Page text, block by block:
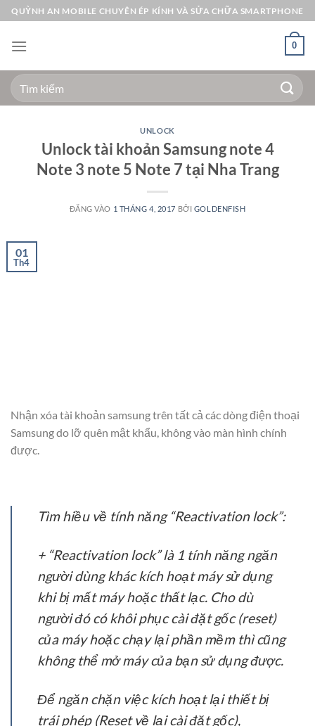
Bỏ
qua
nội
QUỲNH AN MOBILE CHUYÊN ÉP KÍNH VÀ SỬA CHỮA SMARTPHONE
0
Tìm
kiếm:
UNLOCK
Unlock tài khoản Samsung note 4
Note 3 note 5 Note 7 tại Nha Trang
ĐĂNG VÀO 1 THÁNG 4, 2017 BỞI GOLDENFISH
01
Th4
Nhận xóa tài khoản samsung trên tất cả các dòng điện thoại
Samsung do lỡ quên mật khẩu, không vào màn hình chính
được.
Tìm hiều về tính năng “Reactivation lock”:
+ “Reactivation lock” là 1 tính năng ngăn
người dùng khác kích hoạt máy sử dụng
khi bị mất máy hoặc thất lạc. Cho dù
người đó có khôi phục cài đặt gốc (reset)
của máy hoặc chạy lại phần mềm thì cũng
không thể mở máy của bạn sử dụng được.
Để ngăn chặn việc kích hoạt lại thiết bị
trái phép (Reset về lại cài đặt gốc),